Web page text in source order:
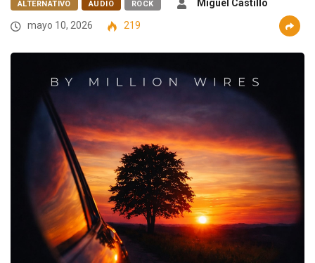
ALTERNATIVO AUDIO ROCK
Miguel Castillo
mayo 10, 2026
219